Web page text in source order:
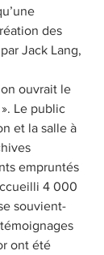
des
Jack Lang,
ouvrait le
Le public
et la salle à
empruntés
4 000
souvient-
ont été